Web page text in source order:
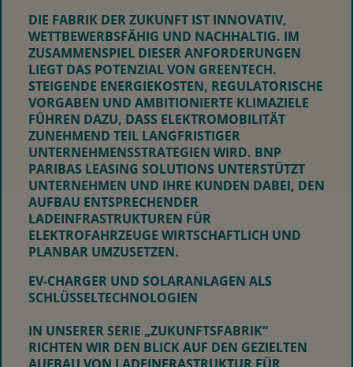
DIE FABRIK DER ZUKUNFT IST INNOVATIV,
WETTBEWERBSFÄHIG UND NACHHALTIG. IM
ZUSAMMENSPIEL DIESER ANFORDERUNGEN
LIEGT DAS POTENZIAL VON GREENTECH.
STEIGENDE ENERGIEKOSTEN, REGULATORISCHE
VORGABEN UND AMBITIONIERTE KLIMAZIELE
FÜHREN DAZU, DASS ELEKTROMOBILITÄT
ZUNEHMEND TEIL LANGFRISTIGER
UNTERNEHMENSSTRATEGIEN WIRD. BNP
PARIBAS LEASING SOLUTIONS UNTERSTÜTZT
UNTERNEHMEN UND IHRE KUNDEN DABEI, DEN
AUFBAU ENTSPRECHENDER
LADEINFRASTRUKTUREN FÜR
ELEKTROFAHRZEUGE WIRTSCHAFTLICH UND
PLANBAR UMZUSETZEN.
EV-CHARGER UND SOLARANLAGEN ALS
SCHLÜSSELTECHNOLOGIEN
IN UNSERER SERIE „ZUKUNFTSFABRIK“
RICHTEN WIR DEN BLICK AUF DEN GEZIELTEN